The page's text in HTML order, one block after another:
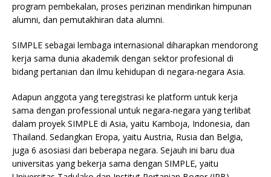
program pembekalan, proses perizinan mendirikan himpunan
alumni, dan pemutakhiran data alumni.
SIMPLE sebagai lembaga internasional diharapkan mendorong
kerja sama dunia akademik dengan sektor profesional di
bidang pertanian dan ilmu kehidupan di negara-negara Asia.
Adapun anggota yang teregistrasi ke platform untuk kerja
sama dengan professional untuk negara-negara yang terlibat
dalam proyek SIMPLE di Asia, yaitu Kamboja, Indonesia, dan
Thailand. Sedangkan Eropa, yaitu Austria, Rusia dan Belgia,
juga 6 asosiasi dari beberapa negara. Sejauh ini baru dua
universitas yang bekerja sama dengan SIMPLE, yaitu